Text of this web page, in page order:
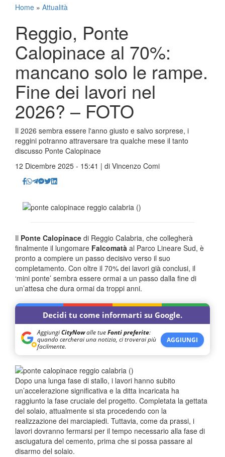
Home » Attualità
Reggio, Ponte
Calopinace al 70%:
mancano solo le rampe.
Fine dei lavori nel
2026? – FOTO
Il 2026 sembra essere l'anno giusto e salvo sorprese, i
reggini potranno attraversare tra qualche mese il tanto
discusso Ponte Calopinace
12 Dicembre 2025 - 15:41 | di Vincenzo Comi
Il Ponte Calopinace di Reggio Calabria, che collegherà
finalmente il lungomare Falcomatà al Parco Lineare Sud, è
pronto a compiere un passo decisivo verso il suo
completamento. Con oltre il 70% dei lavori già conclusi, il
‘mini ponte’ sembra essere ormai a un passo dalla fine di
un’attesa che dura ormai da troppi anni.
Decidi tu come informarti su Google.
AggiungiCityNowalle tueFonti preferite:
quando cercherai una notizia, ci troverai più
facilmente.
AGGIUNGI
Dopo una lunga fase di stallo, i lavori hanno subito
un’accelerazione significativa e la ditta incaricata ha
raggiunto la fase cruciale del progetto. Completata la gettata
del solaio, attualmente si sta procedendo con la
realizzazione dei marciapiedi. Tuttavia, come da prassi, i
lavori dovranno fermarsi per il tempo necessario alla fase di
asciugatura del cemento, prima che si possa passare al
disarmo del solaio.